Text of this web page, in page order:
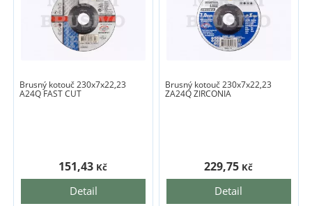
Brusný kotouč 230x7x22,23
A24Q FAST CUT
Detail
151,43 Kč
Brusný kotouč 230x7x22,23
ZA24Q ZIRCONIA
Detail
229,75 Kč